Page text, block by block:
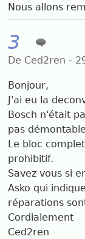
Nous allons
3
De Ced2ren -
Bonjour,
J'ai eu la
Bosch n'était
pas
Le bloc
prohibitif.
Savez vous si
Asko qui
réparations
Cordialement
Ced2ren